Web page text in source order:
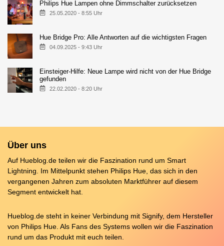
Philips Hue Lampen ohne Dimmschalter zurücksetzen
25.05.2020 - 8:55 Uhr
Hue Bridge Pro: Alle Antworten auf die wichtigsten Fragen
04.09.2025 - 9:43 Uhr
Einsteiger-Hilfe: Neue Lampe wird nicht von der Hue Bridge
gefunden
22.02.2020 - 8:20 Uhr
Über uns
Auf Hueblog.de teilen wir die Faszination rund um Smart
Lightning. Im Mittelpunkt stehen Philips Hue, das sich in den
vergangenen Jahren zum absoluten Marktführer auf diesem
Segment entwickelt hat.
Hueblog.de steht in keiner Verbindung mit Signify, dem Hersteller
von Philips Hue. Als Fans des Systems wollen wir die Faszination
rund um das Produkt mit euch teilen.